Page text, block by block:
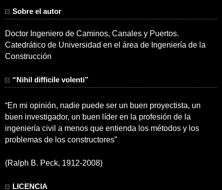
Sobre el autor
Doctor Ingeniero de Caminos, Canales y Puertos.
Catedrático de Universidad en el área de Ingeniería de la
Construcción
“Nihil difficile volenti”
“En mi opinión, nadie puede ser un buen proyectista, un
buen investigador, un buen líder en la profesión de la
ingeniería civil a menos que entienda los métodos y los
problemas de los constructores”
(Ralph B. Peck, 1912-2008)
LICENCIA